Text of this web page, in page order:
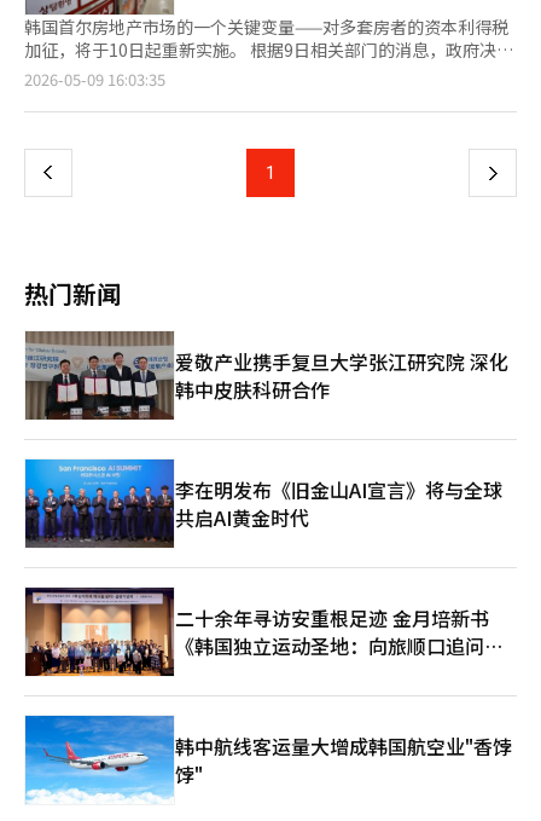
韩国首尔房地产市场的一个关键变量——对多套房者的资本利得税
加征，将于10日起重新实施。 根据9日相关部门的消息，政府决定
于今日结束对多套房者资本利得税加征的豁免措施。因此，从10日
现行制度规定，基本资本利得税率为6%至45%，拥有两套房者需
点。加上地方所得税，预计拥有三套及以上房产者的最高实际税率
将达到82.5%。 考虑到豁免结束的最后一天恰逢周六，政府和地方
的事务，首尔市政府、京畿道政府以及水原、成南、龙仁、安养市
政府等部分机构不在此列。 多套房者资本利得税加征是在文在寅
政府时期于2021年加强的。随后，尹锡悦政府于2022年5月通过修
订实施细则暂时豁免，并每年延长。然而，今年以来，李在明政府
明确表示没有进一步延长的计划，豁免结束已成定局。 为了减少
豁免结束带来的市场混乱，政府还制定了一些例外条款。原则上，
必须在9日之前完成买卖合同、支付尾款和所有权转移登记，才能
避免加征，但在土地交易许可区域内，仅需完成许可申请即可适用
例外。这是考虑到去年发布的“10·15对策”后，首尔全境及京
畿部分地区被扩大为土地交易许可区域，交易程序变长的情况。土
地交易许可审查通常需要数周时间，因此设定豁免规定以减少对实
际需求者的影响。 适用期限因地区而异。江南、瑞草、松坡、龙
山等原有调控区域需在9月9日前完成尾款支付和登记，而新纳入调
易以避免加征。 对于租户居住的房屋交易也包含了例外规定。如
果多套房者出售有租户的房屋，且买方为无房者，则买方可以在一
定期限内豁免土地交易许可区域的实际居住义务。这同样要求在
2023年2月12日之前存在的租赁合同，并且之后未进行合同续签。
在满足这些条件的情况下，若在9日之前申请土地交易许可，则实
际居住义务将被推迟至现有租赁合同结束时。 市场普遍认为，资
本利得税加征恢复后，房源可能再次减少。已经有分析指出，在3
至4月期间，为了节税，急售房源大量涌入市场，而此后选择持有
房产的多套房者数量正在增加。※ 本报道经人工智能（AI）系统翻
译与编辑。
2026-05-09 16:03:35
上
页
1 下
热门新闻
爱敬产业携手复旦大学张江研究院 深化
韩中皮肤科研合作
李在明发布《旧金山AI宣言》将与全球
共启AI黄金时代
二十余年寻访安重根足迹 金月培新书
《韩国独立运动圣地：向旅顺口追问历
韩中航线客运量大增成韩国航空业"香饽
饽"